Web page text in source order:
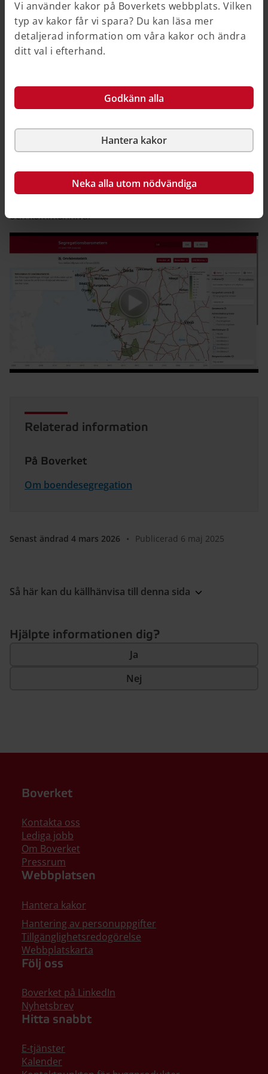
Vi använder kakor på Boverkets webbplats. Vilken
typ av kakor får vi spara? Du kan läsa mer
detaljerad information om våra kakor och ändra
ditt val i efterhand.
Godkänn alla
Hantera kakor
Neka alla utom nödvändiga
helhetsbild av skillnader och likheter på olika
samhällsnivåer.
Ordlista för Segregationsbarometern
Boverket har skapat en instruktionsfilm som förklarar
kan användas. Instruktionsfilmen förklarar
Segregationsbarometerns olika visualiseringar och
socioekonomiska segregationen ser ut och har
utvecklats. Dessutom presenteras en sökfunktion som
och kommunnivå.
Relaterad information
På Boverket
Om boendesegregation
Senast ändrad 4 mars 2026 • Publicerad 6 maj 2025
Så här kan du källhänvisa till denna sida
Hjälpte informationen dig?
Ja
Nej
Boverket
Kontakta oss
Lediga jobb
Om Boverket
Pressrum
Webbplatsen
Hantera kakor
Hantering av personuppgifter
Tillgänglighetsredogörelse
Webbplatskarta
Följ oss
Boverket på LinkedIn
Nyhetsbrev
Hitta snabbt
E-tjänster
Kalender